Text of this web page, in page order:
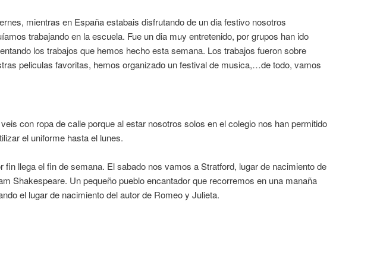
mientras en España estabais disfrutando de un dia festivo nosotros
trabajando en la escuela. Fue un dia muy entretenido, por grupos han ido
los trabajos que hemos hecho esta semana. Los trabajos fueron sobre
peliculas favoritas, hemos organizado un festival de musica,…de todo, vamos
con ropa de calle porque al estar nosotros solos en el colegio nos han permitido
el uniforme hasta el lunes.
fin llega el fin de semana. El sabado nos vamos a Stratford, lugar de nacimiento de
Shakespeare. Un pequeño pueblo encantador que recorremos en una manaña
el lugar de nacimiento del autor de Romeo y Julieta.